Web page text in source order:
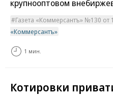
крупнооптовом
Газета «Коммерсантъ» №130 от
«Коммерсантъ»
1 мин.
Котировки